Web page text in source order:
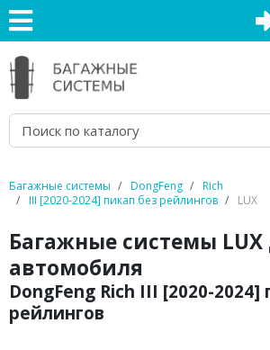
Багажные системы DongFeng
Rich
III [2020-2024] пикап без рейлингов
LUX
Багажные системы LUX
автомобиля
DongFeng Rich III [2020-2024]
рейлингов
Багажники на крышу
Рейлинги на крышу
Боксы на крышу
Велокрепления
Грузовые корзины
Аксессуары